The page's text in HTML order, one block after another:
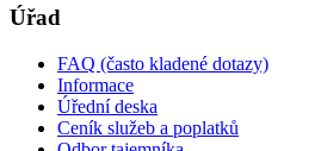
Úřad
FAQ (často kladené dotazy)
Informace
Úřední deska
Ceník služeb a poplatků